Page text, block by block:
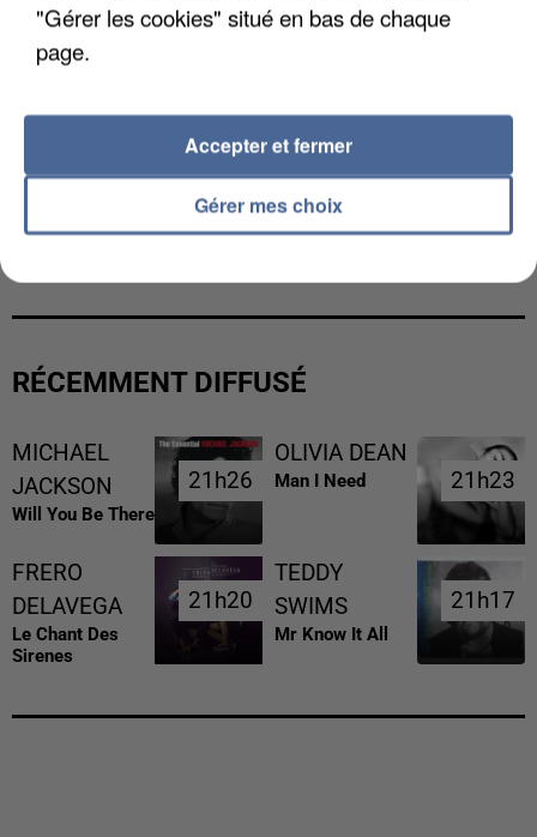
L’UN DES FONDATEURS SUPPOSÉS DE LA DZ
RÉCEMMENT DIFFUSÉ
MICHAEL
JACKSON
Will You Be There
21h26
21h26
OLIVIA DEAN
Man I Need 21h23
21h23
FRERO
DELAVEGA
Le Chant Des
Sirenes
21h20
21h20
TEDDY
SWIMS
Mr Know It All
21h17
21h17
"Gérer les cookies" situé en bas de chaque
page.
Gérer mes choix
Accepter et fermer